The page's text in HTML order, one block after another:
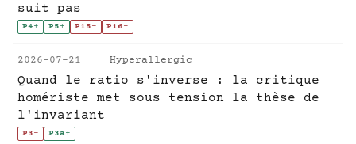
suit pas
P4+ P5+ P15- P16-
2026-07-21 Hyperallergic
Quand le ratio s'inverse : la critique
homériste met sous tension la thèse de
l'invariant
P3- P3a+